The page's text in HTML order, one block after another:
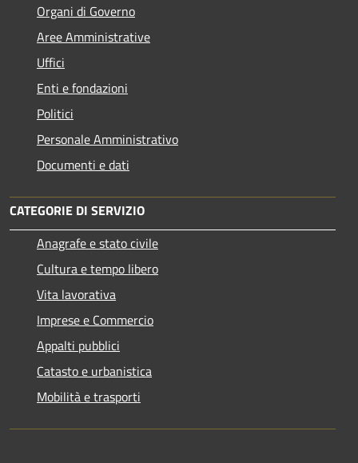
Organi di Governo
Aree Amministrative
Uffici
Enti e fondazioni
Politici
Personale Amministrativo
Documenti e dati
CATEGORIE DI SERVIZIO
Anagrafe e stato civile
Cultura e tempo libero
Vita lavorativa
Imprese e Commercio
Appalti pubblici
Catasto e urbanistica
Mobilità e trasporti